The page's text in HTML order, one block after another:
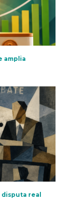
amplia
real